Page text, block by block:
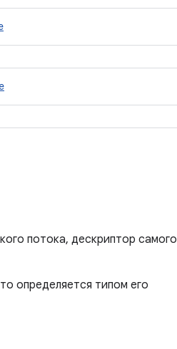
потока, дескриптор самого
определяется типом его